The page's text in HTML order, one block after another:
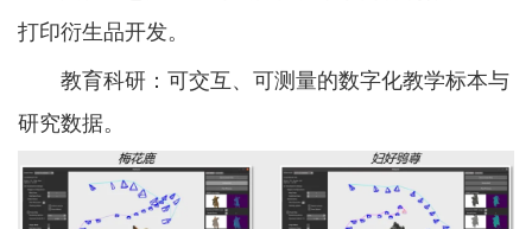
打印衍生品开发。
教育科研：可交互、可测量的数字化教学标本与
研究数据。